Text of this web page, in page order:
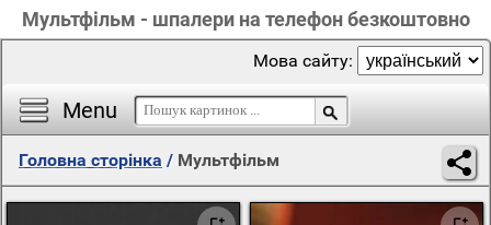
Мультфільм - шпалери на телефон безкоштовно
Menu
Мова сайту:
Головна сторінка / Мультфільм